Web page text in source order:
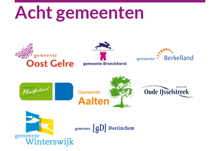
Acht gemeenten